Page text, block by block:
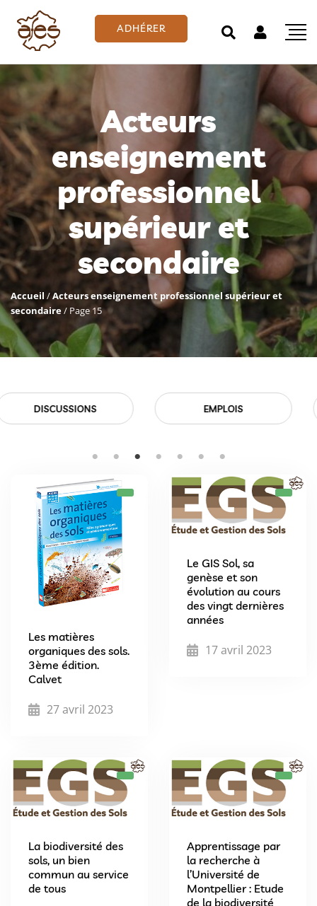
ADHÉRER
Acteurs
enseignement
professionnel
supérieur et
secondaire
Accueil /Acteurs enseignement professionnel supérieur et
secondaire/ Page 15
EMPLOIS EVÉNEMENTS
Les matières
organiques des sols.
3ème édition.
Calvet
27 avril 2023
Le GIS Sol, sa
genèse et son
évolution au cours
des vingt dernières
années
17 avril 2023
La biodiversité des
sols, un bien
commun au service
de tous
Apprentissage par
la recherche à
l’Université de
Montpellier : Etude
de la biodiversité